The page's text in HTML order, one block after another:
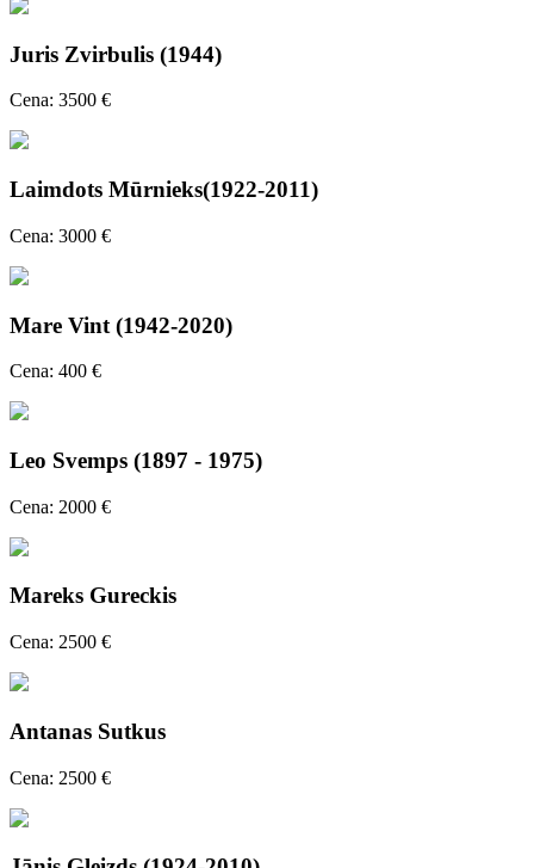
Juris Zvirbulis (1944)
Cena: 3500 €
Laimdots Mūrnieks(1922-2011)
Cena: 3000 €
Mare Vint (1942-2020)
Cena: 400 €
Leo Svemps (1897 - 1975)
Cena: 2000 €
Mareks Gureckis
Cena: 2500 €
Antanas Sutkus
Cena: 2500 €